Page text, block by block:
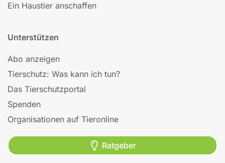
Ein Haustier anschaffen
Unterstützen
Abo anzeigen
Tierschutz: Was kann ich tun?
Das Tierschutzportal
Spenden
Organisationen auf Tieronline
Ratgeber